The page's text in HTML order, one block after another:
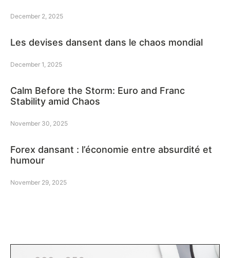
December 2, 2025
Les devises dansent dans le chaos mondial
December 1, 2025
Calm Before the Storm: Euro and Franc
Stability amid Chaos
November 30, 2025
Forex dansant : l’économie entre absurdité et
humour
November 29, 2025